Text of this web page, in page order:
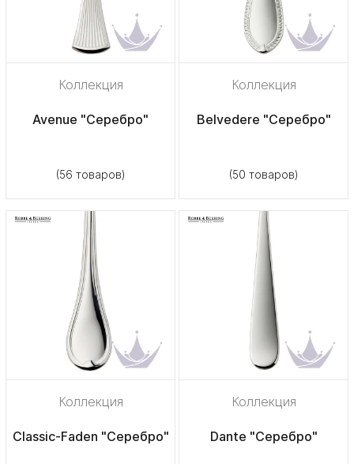
Коллекция
Avenue "Серебро"
(56 товаров)
Коллекция
Belvedere "Серебро"
(50 товаров)
Коллекция
Classic-Faden "Серебро"
Коллекция
Dante "Серебро"